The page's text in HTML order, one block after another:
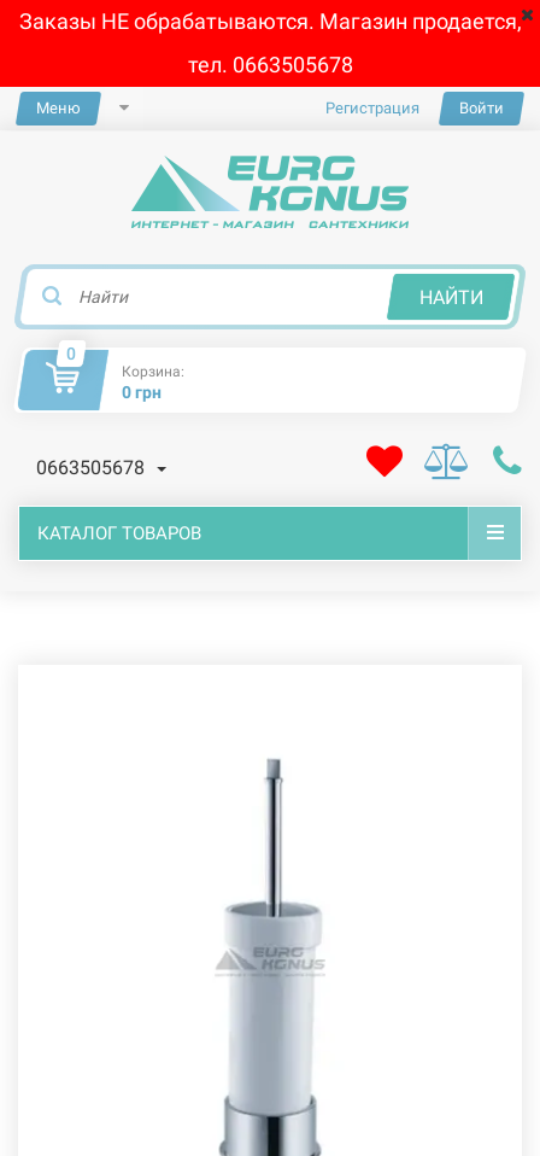
Заказы НЕ обрабатываются. Магазин продается,
тел. 0663505678
Меню Регистрация Войти
НАЙТИ
0
Корзина:
0 грн
0663505678
КАТАЛОГ ТОВАРОВ